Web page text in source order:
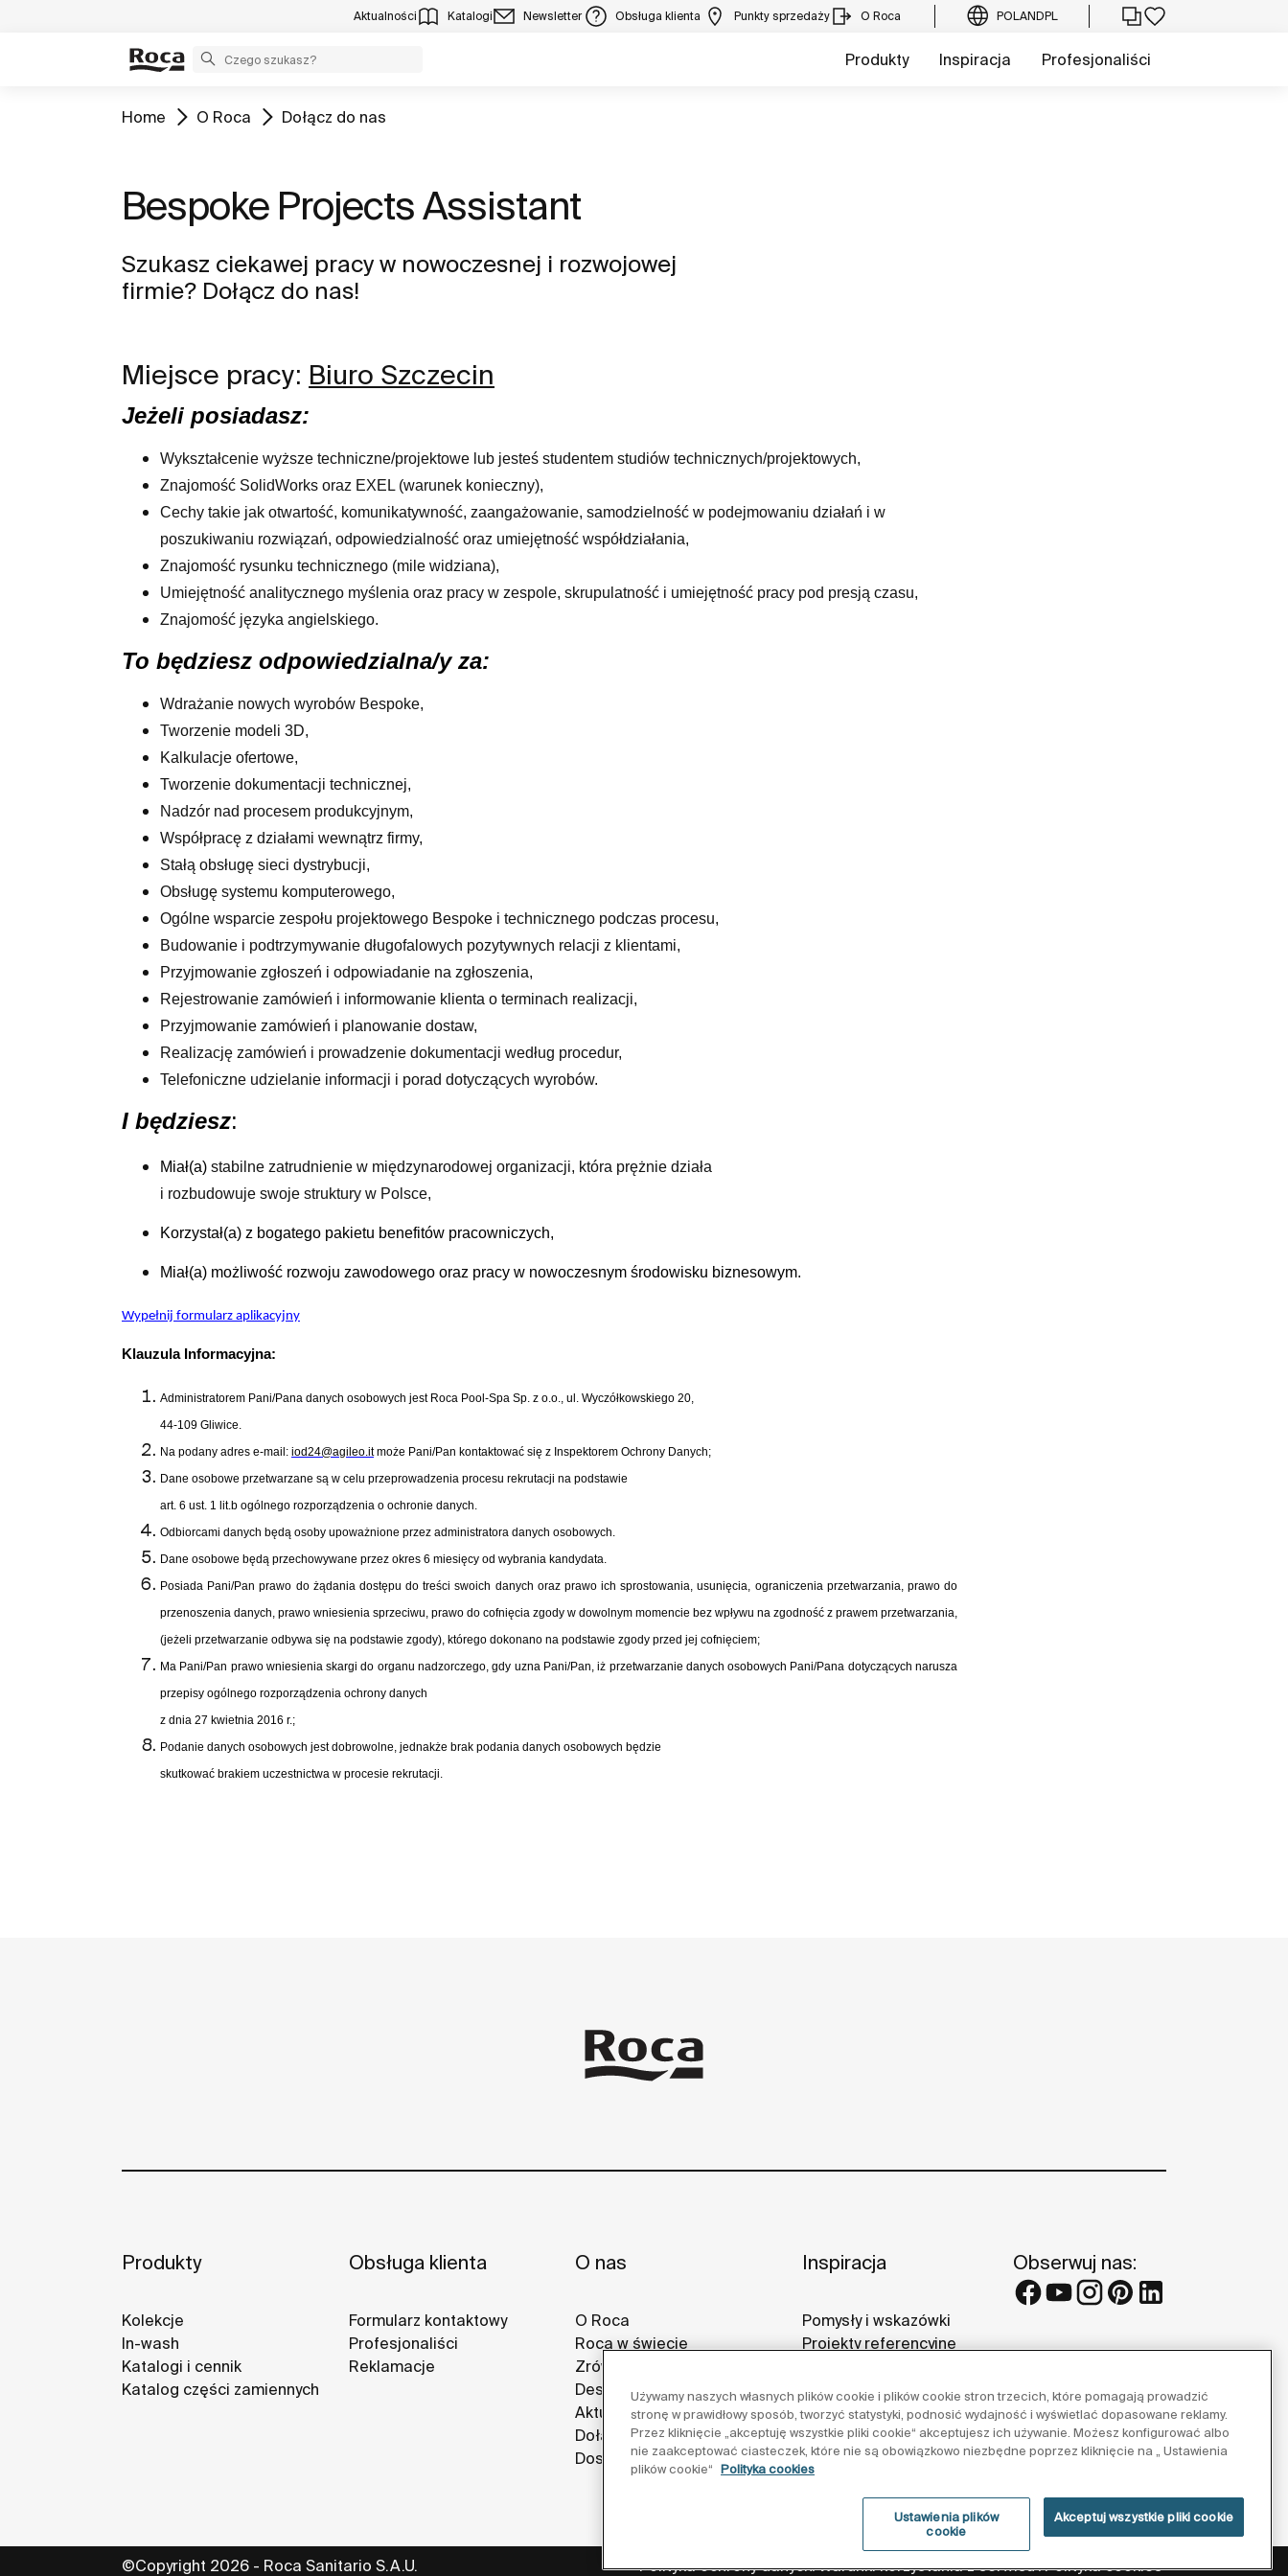
Aktualności Katalogi Newsletter Obsługa klienta Punkty sprzedaży O Roca POLANDPL
Produkty Inspiracja Profesjonaliści
Home O Roca Dołącz do nas
Bespoke Projects Assistant
Szukasz ciekawej pracy w nowoczesnej i rozwojowej
firmie? Dołącz do nas!
Miejsce pracy: Biuro Szczecin
Jeżeli posiadasz:
Wykształcenie wyższe techniczne/projektowe lub jesteś studentem studiów technicznych/projektowych,
Znajomość SolidWorks oraz EXEL (warunek konieczny),
Cechy takie jak otwartość, komunikatywność, zaangażowanie, samodzielność w podejmowaniu działań i w
poszukiwaniu rozwiązań, odpowiedzialność oraz umiejętność współdziałania,
Znajomość rysunku technicznego (mile widziana),
Umiejętność analitycznego myślenia oraz pracy w zespole, skrupulatność i umiejętność pracy pod presją czasu,
Znajomość języka angielskiego.
To będziesz odpowiedzialna/y za:
Wdrażanie nowych wyrobów Bespoke,
Tworzenie modeli 3D,
Kalkulacje ofertowe,
Tworzenie dokumentacji technicznej,
Nadzór nad procesem produkcyjnym,
Współpracę z działami wewnątrz firmy,
Stałą obsługę sieci dystrybucji,
Obsługę systemu komputerowego,
Ogólne wsparcie zespołu projektowego Bespoke i technicznego podczas procesu,
Budowanie i podtrzymywanie długofalowych pozytywnych relacji z klientami,
Przyjmowanie zgłoszeń i odpowiadanie na zgłoszenia,
Rejestrowanie zamówień i informowanie klienta o terminach realizacji,
Przyjmowanie zamówień i planowanie dostaw,
Realizację zamówień i prowadzenie dokumentacji według procedur,
Telefoniczne udzielanie informacji i porad dotyczących wyrobów.
I będziesz:
Miał(a) stabilne zatrudnienie w międzynarodowej organizacji, która prężnie działa
i rozbudowuje swoje struktury w Polsce,
Korzystał(a) z bogatego pakietu benefitów pracowniczych,
Miał(a) możliwość rozwoju zawodowego oraz pracy w nowoczesnym środowisku biznesowym.
Wypełnij formularz aplikacyjny
Klauzula Informacyjna:
Administratorem Pani/Pana danych osobowych jest Roca Pool-Spa Sp. z o.o., ul. Wyczółkowskiego 20,
44-109 Gliwice.
Na podany adres e-mail: iod24@agileo.itmoże Pani/Pan kontaktować się z Inspektorem Ochrony Danych;
Dane osobowe przetwarzane są w celu przeprowadzenia procesu rekrutacji na podstawie
art. 6 ust. 1 lit.b ogólnego rozporządzenia o ochronie danych.
Odbiorcami danych będą osoby upoważnione przez administratora danych osobowych.
Dane osobowe będą przechowywane przez okres 6 miesięcy od wybrania kandydata.
Posiada Pani/Pan prawo do żądania dostępu do treści swoich danych oraz prawo ich sprostowania, usunięcia, ograniczenia przetwarzania, prawo do
przenoszenia danych, prawo wniesienia sprzeciwu, prawo do cofnięcia zgody w dowolnym momencie bez wpływu na zgodność z prawem przetwarzania,
(jeżeli przetwarzanie odbywa się na podstawie zgody), którego dokonano na podstawie zgody przed jej cofnięciem;
Ma Pani/Pan prawo wniesienia skargi do organu nadzorczego, gdy uzna Pani/Pan, iż przetwarzanie danych osobowych Pani/Pana dotyczących narusza
przepisy ogólnego rozporządzenia ochrony danych
z dnia 27 kwietnia 2016 r.;
Podanie danych osobowych jest dobrowolne, jednakże brak podania danych osobowych będzie
skutkować brakiem uczestnictwa w procesie rekrutacji.
Produkty
Kolekcje
In-wash
Katalogi i cennik
Katalog części zamiennych
Obsługa klienta
Formularz kontaktowy
Profesjonaliści
Reklamacje
O nas
O Roca
Roca w świecie
Zrównoważony rozwój
Design i innowacja
Aktualności
Dołącz do nas
Dostawcy
Inspiracja
Pomysły i wskazówki
Projekty referencyjne
Obserwuj nas:
Polityka ochrony danych Warunki korzystania z serwisu Polityka cookies
©Copyright 2026 - Roca Sanitario S.A.U.
Używamy naszych własnych plików cookie i plików cookie stron trzecich, które pomagają prowadzić
stronę w prawidłowy sposób, tworzyć statystyki, podnosić wydajność i wyświetlać dopasowane reklamy.
Przez kliknięcie „akceptuję wszystkie pliki cookie“ akceptujesz ich używanie. Możesz konfigurować albo
nie zaakceptować ciasteczek, które nie są obowiązkowo niezbędne poprzez kliknięcie na „ Ustawienia
plików cookie“
Polityka cookies
Ustawienia plików
cookie
Akceptuj wszystkie pliki cookie